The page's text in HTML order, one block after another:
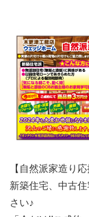
【自然派家造り応
新築住宅、中古
さい♪